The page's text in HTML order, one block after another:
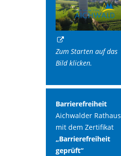
Zum Starten auf das
Bild klicken.
Barrierefreiheit
Aichwalder Rathaus
mit dem Zertifikat
„Barrierefreiheit
geprüft“